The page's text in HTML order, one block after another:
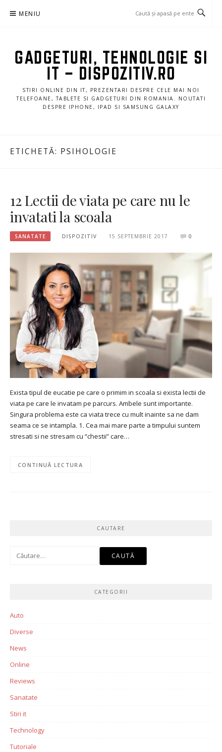
MENIU
GADGETURI, TEHNOLOGIE SI
IT – DISPOZITIV.RO
STIRI ONLINE DIN IT, PREZENTARI DESPRE CELE MAI NOI
TELEFOANE, TABLETE SI GADGETURI DIN ROMANIA. NOUTATI
DESPRE IPHONE, IPAD SI SAMSUNG GALAXY
ETICHETĂ: PSIHOLOGIE
12 Lectii de viata pe care nu le
invatati la scoala
SANATATE DISPOZITIV 15 SEPTEMBRIE 2017 0
Exista tipul de eucatie pe care o primim in scoala si exista lectii de
viata pe care le invatam pe parcurs. Ambele sunt importante.
Singura problema este ca viata trece cu mult inainte sa ne dam
seama ce se intampla. 1. Cea mai mare parte a timpului suntem
stresati si ne stresam cu “chestii” care…
CONTINUĂ LECTURA
CAUTARE
Caută
CATEGORII
Auto
Diverse
News
Online
Reviews
Sanatate
Stiri it
Technology
Tutoriale